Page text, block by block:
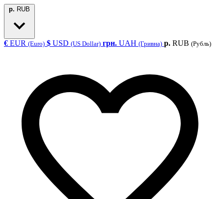
р. RUB
€ EUR (Euro) $ USD (US Dollar) грн. UAH (Гривна) р. RUB (Рубль)